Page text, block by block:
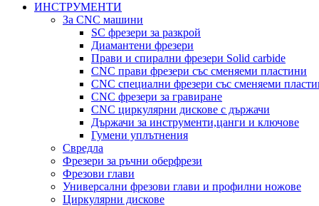
ИНСТРУМЕНТИ
За CNC машини
SC фрезери за разкрой
Диамантени фрезери
Прави и спирални фрезери Solid carbide
CNC прави фрезери със сменяеми пластини
CNC специални фрезери със сменяеми
CNC фрезери за гравиране
CNC циркулярни дискове с държачи
Държачи за инструменти,цанги и ключове
Гумени уплътнения
Свредла
Фрезери за ръчни оберфрези
Фрезови глави
Универсални фрезови глави и профилни ножове
Циркулярни дискове